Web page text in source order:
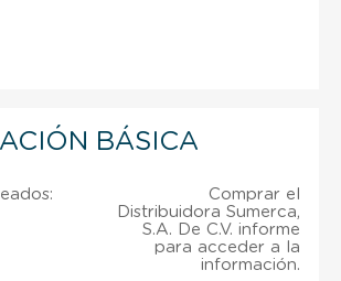
BÁSICA
Comprar el
Distribuidora Sumerca,
S.A. De C.V. informe
para acceder a la
información.